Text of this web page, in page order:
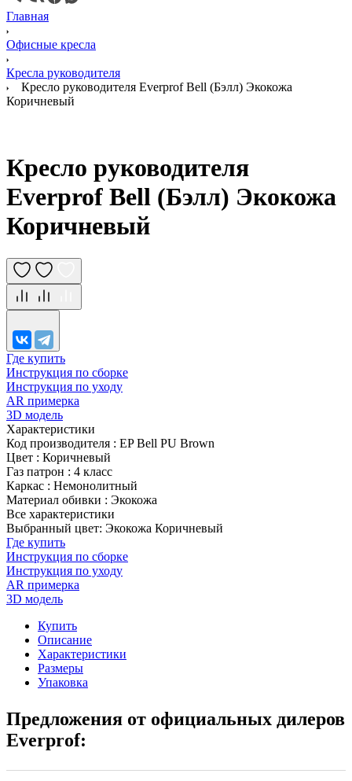
Главная
Офисные кресла
Кресла руководителя
Кресло руководителя Everprof Bell (Бэлл) Экокожа
Коричневый
Кресло руководителя
Everprof Bell (Бэлл) Экокожа
Коричневый
Где купить
Инструкция по сборке
Инструкция по уходу
AR примерка
3D модель
Характеристики
Код производителя : EP Bell PU Brown
Цвет : Коричневый
Газ патрон : 4 класс
Каркас : Немонолитный
Материал обивки : Экокожа
Все характеристики
Выбранный цвет: Экокожа Коричневый
Где купить
Инструкция по сборке
Инструкция по уходу
AR примерка
3D модель
Купить
Описание
Характеристики
Размеры
Упаковка
Предложения от официальных дилеров
Everprof: